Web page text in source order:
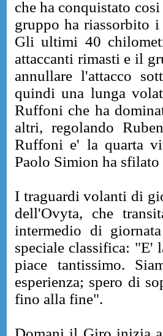
che ha conquistato
gruppo ha riassorbito
Gli ultimi 40
attaccanti rimasti e il
annullare l'attacco
quindi una lunga
Ruffoni che ha
altri, regolando
Ruffoni e' la quarta
Paolo Simion ha
I traguardi volanti di
dell'Ovyta, che
intermedio di
speciale classifica: "E'
piace tantissimo.
esperienza; spero di
fino alla fine".